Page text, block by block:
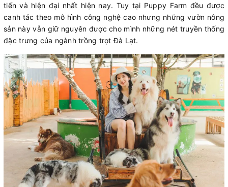
tiến và hiện đại nhất hiện nay. Tuy tại Puppy Farm đều được
canh tác theo mô hình công nghệ cao nhưng những vườn nông
sản này vẫn giữ nguyên được cho mình những nét truyền thống
đặc trưng của ngành trồng trọt Đà Lạt.